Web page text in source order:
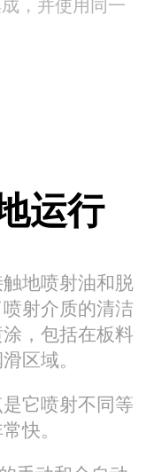
，并使用同一
运行
地喷射油和脱
射介质的清洁
，包括在板料
区域。
它喷射不同等
快。